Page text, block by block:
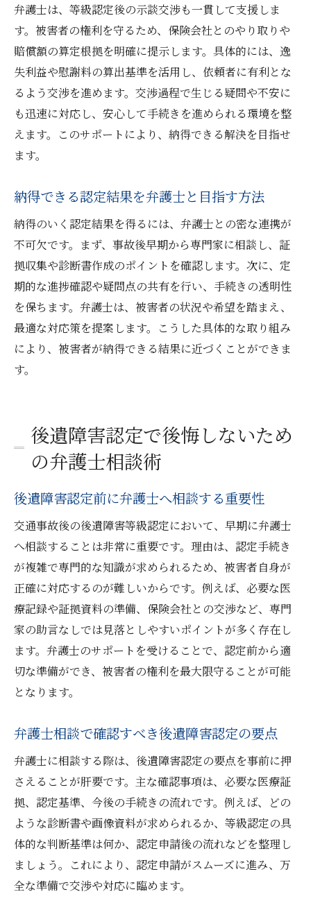
弁護士は、等級認定後の示談交渉も一貫して支援しま
す。被害者の権利を守るため、保険会社とのやり取りや
賠償額の算定根拠を明確に提示します。具体的には、逸
失利益や慰謝料の算出基準を活用し、依頼者に有利とな
るよう交渉を進めます。交渉過程で生じる疑問や不安に
も迅速に対応し、安心して手続きを進められる環境を整
えます。このサポートにより、納得できる解決を目指せ
ます。
納得できる認定結果を弁護士と目指す方法
納得のいく認定結果を得るには、弁護士との密な連携が
不可欠です。まず、事故後早期から専門家に相談し、証
拠収集や診断書作成のポイントを確認します。次に、定
期的な進捗確認や疑問点の共有を行い、手続きの透明性
を保ちます。弁護士は、被害者の状況や希望を踏まえ、
最適な対応策を提案します。こうした具体的な取り組み
により、被害者が納得できる結果に近づくことができま
す。
後遺障害認定で後悔しないため
の弁護士相談術
後遺障害認定前に弁護士へ相談する重要性
交通事故後の後遺障害等級認定において、早期に弁護士
へ相談することは非常に重要です。理由は、認定手続き
が複雑で専門的な知識が求められるため、被害者自身が
正確に対応するのが難しいからです。例えば、必要な医
療記録や証拠資料の準備、保険会社との交渉など、専門
家の助言なしでは見落としやすいポイントが多く存在し
ます。弁護士のサポートを受けることで、認定前から適
切な準備ができ、被害者の権利を最大限守ることが可能
となります。
弁護士相談で確認すべき後遺障害認定の要点
弁護士に相談する際は、後遺障害認定の要点を事前に押
さえることが肝要です。主な確認事項は、必要な医療証
拠、認定基準、今後の手続きの流れです。例えば、どの
ような診断書や画像資料が求められるか、等級認定の具
体的な判断基準は何か、認定申請後の流れなどを整理し
ましょう。これにより、認定申請がスムーズに進み、万
全な準備で交渉や対応に臨めます。